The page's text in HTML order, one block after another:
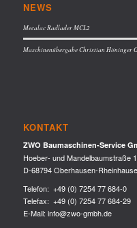
NEWS
Mecalac Radlader MCL2
Maschinenübergabe Christian Höninger
KONTAKT
ZWO Baumaschinen-Service
Hoeber- und Mandelbaumstraße
D-68794 Oberhausen-
Telefon: +49 (0) 7254 77 684-0
Telefax: +49 (0) 7254 77 684-29
E-Mail: info@zwo-gmbh.de